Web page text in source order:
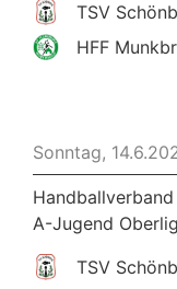
TSV
HFF
Sonntag,
A-Jugend
TSV